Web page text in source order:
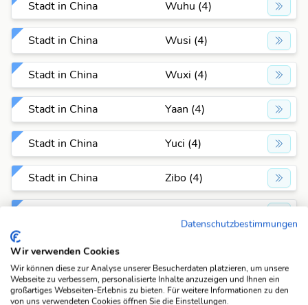
Stadt in China Wuhu (4)
Stadt in China Wusi (4)
Stadt in China Wuxi (4)
Stadt in China Yaan (4)
Stadt in China Yuci (4)
Stadt in China Zibo (4)
Stadt in China
Stadt in China Anqui (5)
Datenschutzbestimmungen
Wir verwenden Cookies
Wir können diese zur Analyse unserer Besucherdaten platzieren, um unsere
Webseite zu verbessern, personalisierte Inhalte anzuzeigen und Ihnen ein
großartiges Webseiten-Erlebnis zu bieten. Für weitere Informationen zu den
von uns verwendeten Cookies öffnen Sie die Einstellungen.